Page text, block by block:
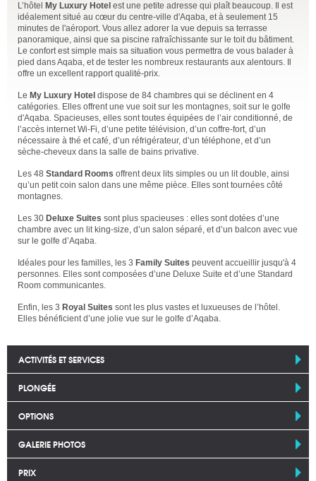
L’hôtel My Luxury Hotel est une petite adresse qui plaît beaucoup. Il est
idéalement situé au cœur du centre-ville d'Aqaba, et à seulement 15
minutes de l'aéroport. Vous allez adorer la vue depuis sa terrasse
panoramique, ainsi que sa piscine rafraîchissante sur le toit du bâtiment.
Le confort est simple mais sa situation vous permettra de vous balader à
pied dans Aqaba, et de tester les nombreux restaurants aux alentours. Il
offre un excellent rapport qualité-prix.
Le My Luxury Hotel dispose de 84 chambres qui se déclinent en 4
catégories. Elles offrent une vue soit sur les montagnes, soit sur le golfe
d'Aqaba. Spacieuses, elles sont toutes équipées de l’air conditionné, de
l’accès internet Wi-Fi, d’une petite télévision, d’un coffre-fort, d’un
nécessaire à thé et café, d’un réfrigérateur, d’un téléphone, et d’un
sèche-cheveux dans la salle de bains privative.
Les 48 Standard Rooms offrent deux lits simples ou un lit double, ainsi
qu’un petit coin salon dans une même pièce. Elles sont tournées côté
montagnes.
Les 30 Deluxe Suites sont plus spacieuses : elles sont dotées d’une
chambre avec un lit king-size, d’un salon séparé, et d’un balcon avec vue
sur le golfe d’Aqaba.
Idéales pour les familles, les 3 Family Suites peuvent accueillir jusqu'à 4
personnes. Elles sont composées d’une Deluxe Suite et d’une Standard
Room communicantes.
Enfin, les 3 Royal Suites sont les plus vastes et luxueuses de l’hôtel.
Elles bénéficient d’une jolie vue sur le golfe d’Aqaba.
ACTIVITÉS ET SERVICES
PLONGÉE
OPTIONS
GALERIE PHOTOS
PRIX